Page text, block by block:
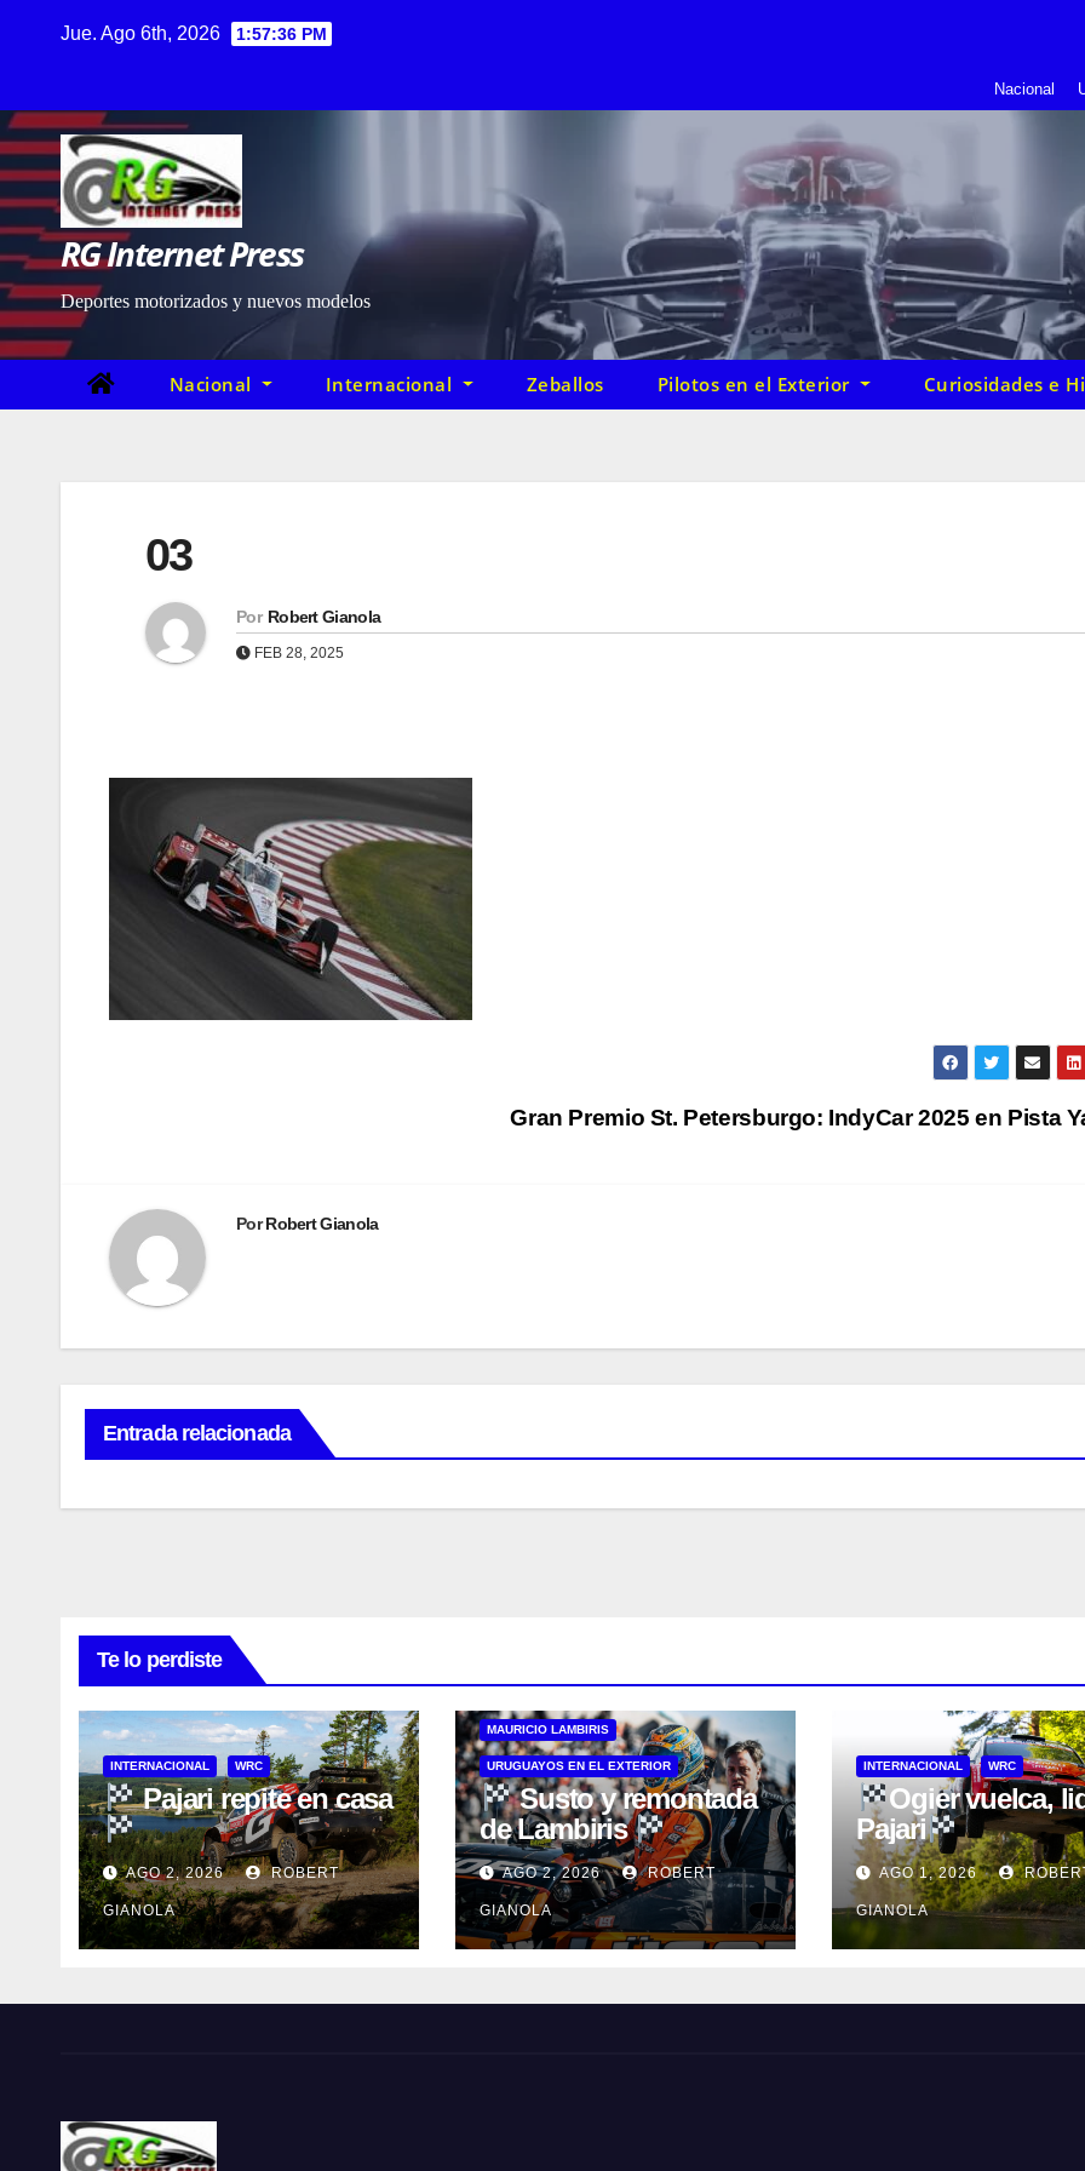
Jue. Ago 6th, 2026 1:57:36 PM
Nacional
RG Internet Press
Deportes motorizados y nuevos modelos
Nacional Internacional Zeballos Pilotos en el Exterior Curiosidades e
03
Por Robert Gianola
FEB 28, 2025
entradas
Gran Premio St. Petersburgo: IndyCar 2025 en Pista
PorRobert Gianola
Entrada relacionada
Te lo perdiste
INTERNACIONAL WRC
Pajari repite en casa
AGO 2, 2026 ROBERT
GIANOLA
MAURICIO LAMBIRIS
URUGUAYOS EN EL EXTERIOR
Susto y remontada
de Lambiris
AGO 2, 2026 ROBERT
GIANOLA
INTERNACIONAL WRC
Ogier vuelca,
Pajari
AGO 1, 2026
GIANOLA